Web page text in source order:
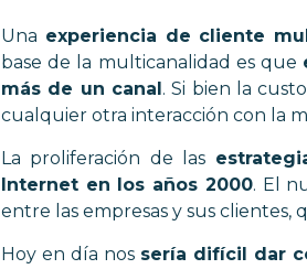
Una experiencia de cliente
base de la multicanalidad es que
más de un canal . Si bien la
cualquier otra interacción con la
La proliferación de las
Internet en los años 2000. El
entre las empresas y sus
Hoy en día nos sería difícil dar